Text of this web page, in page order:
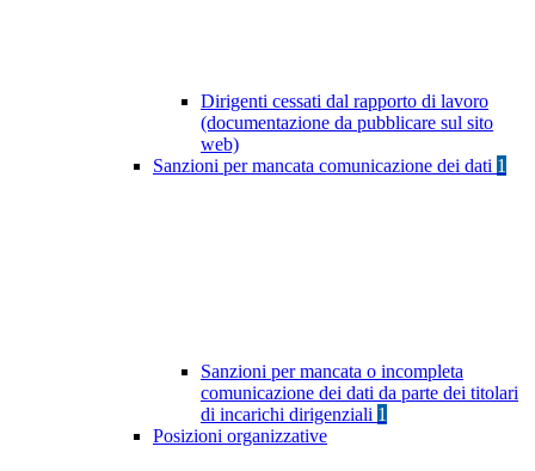
Dirigenti cessati dal rapporto di lavoro
(documentazione da pubblicare sul sito
web)
Sanzioni per mancata comunicazione dei dati 1
Sanzioni per mancata o incompleta
comunicazione dei dati da parte dei titolari
di incarichi dirigenziali 1
Posizioni organizzative